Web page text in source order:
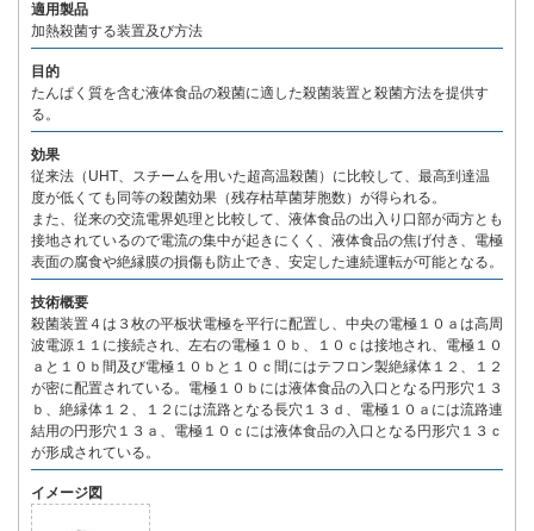
適用製品
加熱殺菌する装置及び方法
目的
たんぱく質を含む液体食品の殺菌に適した殺菌装置と殺菌方法を提供す
る。
効果
従来法（UHT、スチームを用いた超高温殺菌）に比較して、最高到達温
度が低くても同等の殺菌効果（残存枯草菌芽胞数）が得られる。
また、従来の交流電界処理と比較して、液体食品の出入り口部が両方とも
接地されているので電流の集中が起きにくく、液体食品の焦げ付き、電極
表面の腐食や絶縁膜の損傷も防止でき、安定した連続運転が可能となる。
技術概要
殺菌装置４は３枚の平板状電極を平行に配置し、中央の電極１０ａは高周
波電源１１に接続され、左右の電極１０ｂ、１０ｃは接地され、電極１０
ａと１０ｂ間及び電極１０ｂと１０ｃ間にはテフロン製絶縁体１２、１２
が密に配置されている。電極１０ｂには液体食品の入口となる円形穴１３
ｂ、絶縁体１２、１２には流路となる長穴１３ｄ、電極１０ａには流路連
結用の円形穴１３ａ、電極１０ｃには液体食品の入口となる円形穴１３ｃ
が形成されている。
イメージ図